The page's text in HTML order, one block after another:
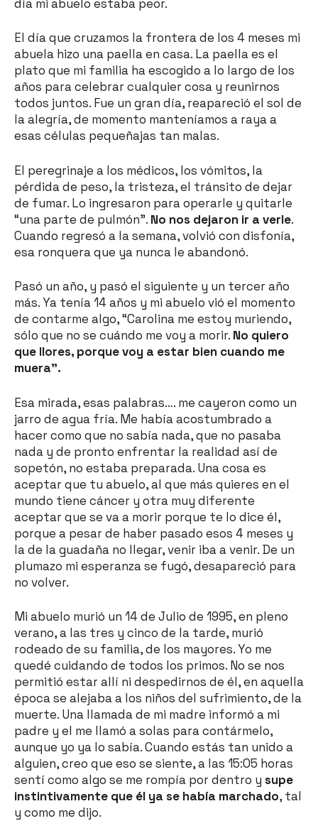
día mi abuelo estaba peor.
El día que cruzamos la frontera de los 4 meses mi
abuela hizo una paella en casa. La paella es el
plato que mi familia ha escogido a lo largo de los
años para celebrar cualquier cosa y reunirnos
todos juntos. Fue un gran día, reapareció el sol de
la alegría, de momento manteníamos a raya a
esas células pequeñajas tan malas.
El peregrinaje a los médicos, los vómitos, la
pérdida de peso, la tristeza, el tránsito de dejar
de fumar. Lo ingresaron para operarle y quitarle
“una parte de pulmón”. No nos dejaron ir a verle.
Cuando regresó a la semana, volvió con disfonía,
esa ronquera que ya nunca le abandonó.
Pasó un año, y pasó el siguiente y un tercer año
más. Ya tenía 14 años y mi abuelo vió el momento
de contarme algo, “Carolina me estoy muriendo,
sólo que no se cuándo me voy a morir. No quiero
que llores, porque voy a estar bien cuando me
muera”.
Esa mirada, esas palabras…. me cayeron como un
jarro de agua fría. Me había acostumbrado a
hacer como que no sabía nada, que no pasaba
nada y de pronto enfrentar la realidad así de
sopetón, no estaba preparada. Una cosa es
aceptar que tu abuelo, al que más quieres en el
mundo tiene cáncer y otra muy diferente
aceptar que se va a morir porque te lo dice él,
porque a pesar de haber pasado esos 4 meses y
la de la guadaña no llegar, venir iba a venir. De un
plumazo mi esperanza se fugó, desapareció para
no volver.
Mi abuelo murió un 14 de Julio de 1995, en pleno
verano, a las tres y cinco de la tarde, murió
rodeado de su familia, de los mayores. Yo me
quedé cuidando de todos los primos. No se nos
permitió estar allí ni despedirnos de él, en aquella
época se alejaba a los niños del sufrimiento, de la
muerte. Una llamada de mi madre informó a mi
padre y el me llamó a solas para contármelo,
aunque yo ya lo sabía. Cuando estás tan unido a
alguien, creo que eso se siente, a las 15:05 horas
sentí como algo se me rompía por dentro y supe
instintivamente que él ya se había marchado, tal
y como me dijo.